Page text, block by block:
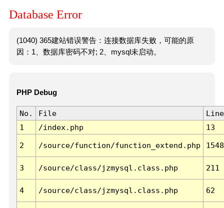
Database Error
(1040) 365建站错误警告：连接数据库失败，可能的原
因：1、数据库密码不对; 2、mysql未启动。
PHP Debug
No. File
Line
1
/index.php 13
2 /source/function/function_extend.php 1548
3 /source/class/jzmysql.class.php 211
4 /source/class/jzmysql.class.php 62